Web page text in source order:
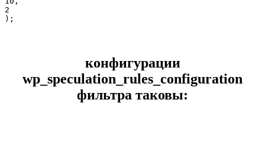
2
);
конфигурации
wp_speculation_rules_configuration
фильтра таковы: